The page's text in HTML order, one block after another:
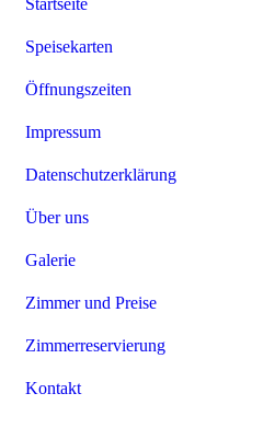
Speisekarten
Öffnungszeiten
Impressum
Datenschutzerklärung
Über uns
Galerie
Zimmer und Preise
Zimmerreservierung
Kontakt